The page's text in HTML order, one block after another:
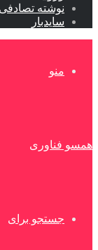
نوشته تصادفی
سایدبار
منو
همسو فناوری
جستجو برای